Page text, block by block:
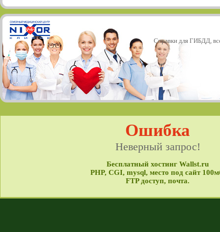
Справки для ГИБДД,
Ошибка
Неверный запрос!
Бесплатный хостинг Wallst.ru
PHP, CGI, mysql, место под сайт
FTP доступ, почта.